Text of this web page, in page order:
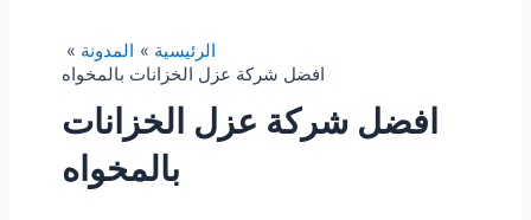
الرئيسية
المدونة
افضل شركة عزل الخزانات بالمخواه
افضل شركة عزل الخزانات
بالمخواه